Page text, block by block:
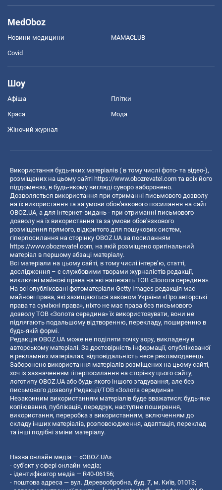
MedOboz
Новини медицини MAMACLUB
Covid
Шоу
Афіша Плітки
Краса Мода
Жіночий журнал
Використання будь-яких матеріалів ( в тому числі фото- та відео-),
розміщених на цьому сайті https://www.obozrevatel.com та всіх його
піддоменах, в будь-якому вигляді суворо заборонено.
Дозволяється використання при отриманні письмового дозволу
на їх використання та за умови обов'язкового посилання на сайт
OBOZ.UA, а для інтернет-видань - при отриманні письмового
дозволу на їх використання та за умови обов'язкового
розміщення прямого, відкритого для пошукових систем,
гіперпосилання на сторінку OBOZ.UA за посиланням
https://www.obozrevatel.com, на якій розміщено оригінальний
матеріал в першому абзаці матеріалу.
Всі матеріали на цьому сайті, в тому числі інтерв’ю, статті,
дослідження – є службовими творами журналістів редакції,
виключні майнові права на які належать ТОВ «Золота середина».
На всі опубліковані фотоматеріали Getty Images редакція має
майнові права, які захищаються законом України «Про авторські
права та суміжні права», ніхто не має права без письмового
дозволу ТОВ «Золота середина» їх використовувати, вони не
підлягають подальшому відтворенню, перекладу, поширенню в
будь-якій формі.
Редакція OBOZ.UA може не поділяти точку зору, викладену в
авторському матеріалі. За достовірність інформації, опублікованої
в рекламних матеріалах, відповідальність несе рекламодавець.
Заборонено використання матеріалів розміщених на цьому сайті,
хоч із зазначенням гіперпосилання на сторінку цього сайту,
логотипу OBOZ.UA або будь-якого іншого згадування, але без
письмового дозволу Редакції/ТОВ «Золота середина»
Незаконним використанням матеріалів буде вважатися: будь-яке
копiювання, публiкацiя, передрук, наступне поширення,
використання, переробка з використанням, включенням до
складу інших матеріалів, розповсюдження, адаптація, переклад
та інші подібні зміни матеріалу.
Назва онлайн медіа — «OBOZ.UA»
- суб'єкт у сфері онлайн медіа;
- ідентифікатор медіа — R40-06156;
- поштова адреса — вул. Деревообробна, буд. 7, м. Київ, 01013;